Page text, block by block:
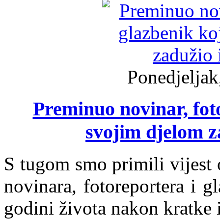
Preminuo novinar,
svojim djelom
S tugom smo primili vijest
novinara, fotoreportera i
godini života nakon kratke